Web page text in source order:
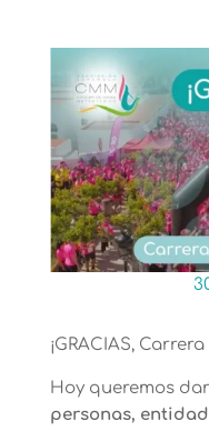
¡GRACIAS,
Hoy queremos
personas,